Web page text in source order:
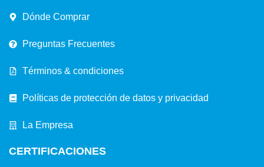
Dónde Comprar
Preguntas Frecuentes
Términos & condiciones
Políticas de protección de datos y privacidad
La Empresa
CERTIFICACIONES